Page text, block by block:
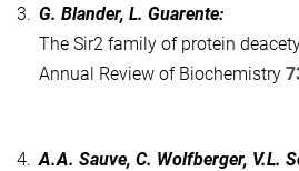
3. G. Blander, L. Guarente:
The Sir2 family of protein
Annual Review of Biochemistry
4. A.A. Sauve, C. Wolfberger, V.L.